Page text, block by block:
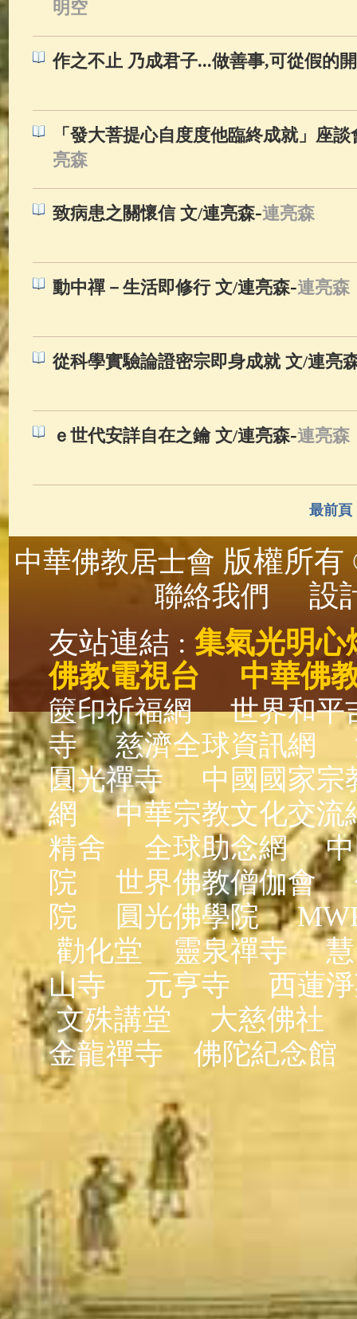
明空
作之不止 乃成君子...做善事,可從假的
「發大菩提心自度度他臨終成就」座
亮森
致病患之關懷信 文/連亮森-連亮森
動中禪－生活即修行 文/連亮森-連亮森
從科學實驗論證密宗即身成就 文/連亮
ｅ世代安詳自在之鑰 文/連亮森-連亮森
最前頁
中華佛教居士會 版權所
聯絡我們
設
友站連結 : 集氣光明心
佛教電視台
中華佛
篋印祈福網
世界和平
寺
慈濟全球資訊網
圓光禪寺
中國國家宗
網
中華宗教文化交流
精舍
全球助念網
院
世界佛教僧伽會
院
圓光佛學院
勸化堂
靈泉禪寺
山寺
元亨寺
西蓮
文殊講堂
大慈佛社
金龍禪寺
佛陀紀念館